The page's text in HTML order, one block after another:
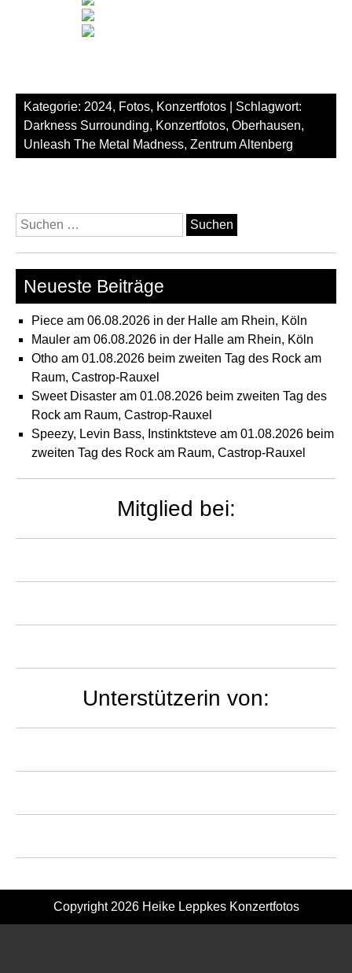
Kategorie: 2024, Fotos, Konzertfotos | Schlagwort:
Darkness Surrounding, Konzertfotos, Oberhausen,
Unleash The Metal Madness, Zentrum Altenberg
Suchen
nach:
Neueste Beiträge
Piece am 06.08.2026 in der Halle am Rhein, Köln
Mauler am 06.08.2026 in der Halle am Rhein, Köln
Otho am 01.08.2026 beim zweiten Tag des Rock am
Raum, Castrop-Rauxel
Sweet Disaster am 01.08.2026 beim zweiten Tag des
Rock am Raum, Castrop-Rauxel
Speezy, Levin Bass, Instinktsteve am 01.08.2026 beim
zweiten Tag des Rock am Raum, Castrop-Rauxel
Mitglied bei:
Unterstützerin von:
Copyright 2026 Heike Leppkes Konzertfotos